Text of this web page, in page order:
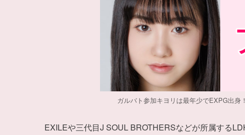
ガルバト参加キヨリは最年少でEXPG出身
EXILEや三代目J SOUL BROTHERSなどが所属する